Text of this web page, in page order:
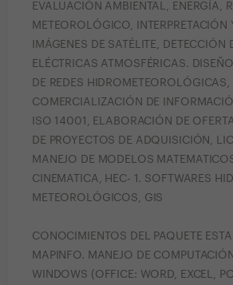
EVALUACIÓN AMBIENTAL, ENERGÍA,
METEOROLÓGICO, INTERPRETACIÓN
IMÁGENES DE SATÉLITE, DETECCIÓN
ELÉCTRICAS ATMOSFÉRICAS.
DE REDES HIDROMETEOROLÓGICAS,
COMERCIALIZACIÓN DE
ISO 14001, ELABORACIÓN DE
DE PROYECTOS DE ADQUISICIÓN,
MANEJO DE MODELOS
CINEMATICA, HEC- 1. SOFTWARES
METEOROLÓGICOS, GIS
CONOCIMIENTOS DEL PAQUETE
MAPINFO. MANEJO DE
WINDOWS (OFFICE: WORD, EXCEL,